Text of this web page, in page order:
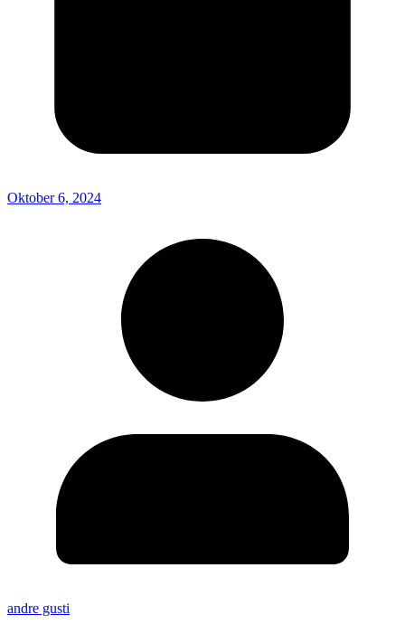
Oktober 6, 2024
andre gusti